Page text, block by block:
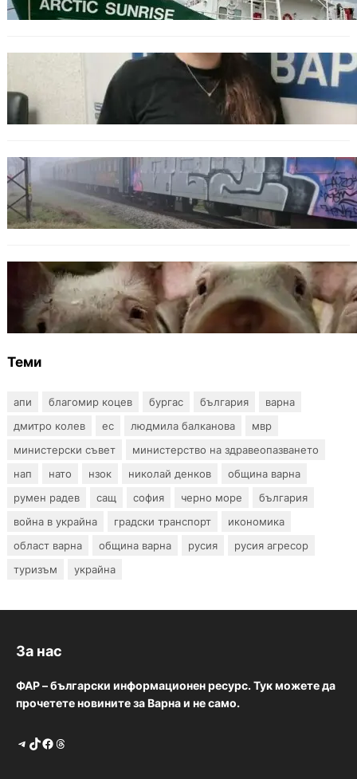
море
ОБЩЕСТВО
Варненска ученичка създаде интерактивна
карта за сигнали за проблеми с боклука
ОБЩЕСТВО
Бързият влак София – Варна блъсна и уби
жена край гара Бутово
БЪЛГАРИЯ
БАБХ регистрира огнище на африканска
чума по свинете в стопанство край Варна
Теми
апи благомир коцев бургас българия
варна
дмитро колев
ес людмила балканова
мвр
министерски съвет
министерство на здравеопазването
нап
нато нзок николай денков
община варна
румен радев
сащ софия черно море
българия
война в украйна
градски транспорт
икономика
област варна
община варна русия
русия агресор
туризъм
украйна
За нас
ФАР – български информационен ресурс. Тук можете да
прочетете новините за Варна и не само.
Telegram TikTok Facebook Threads